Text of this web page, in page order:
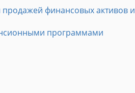
финансовых активов и
программами